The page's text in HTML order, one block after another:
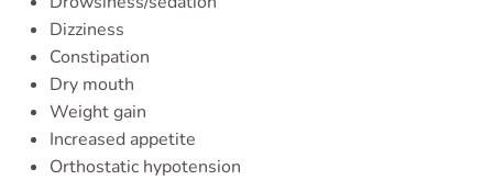
Dizziness
Constipation
Dry mouth
Weight gain
Increased appetite
Orthostatic hypotension